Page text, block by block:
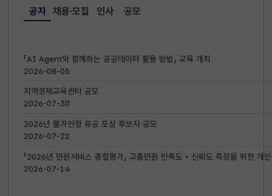
공지
선택됨
공지
「AI Agent와 함께하는 공공데이터 활용 방법」 교육 개최
2026-08-05
지역경제교육센터 공모
2026-07-30
2026년 물가안정 유공 포상 후보자 공모
2026-07-22
「2026년 민원서비스 종합평가」 고충민원 만족도‧신뢰도 측정을 위한 개
2026-07-14
채용·모집 인사 공모